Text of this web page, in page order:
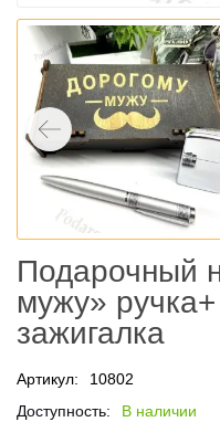
Подарочный
мужу»
зажигалка
Артикул:
10802
Доступность:
В наличии